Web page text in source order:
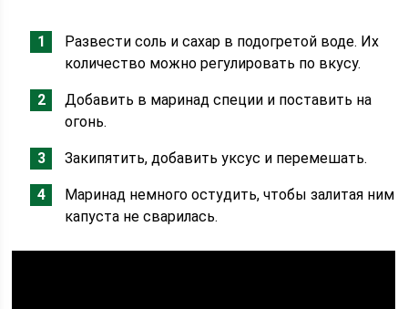
Развести соль и сахар в подогретой воде. Их
количество можно регулировать по вкусу.
Добавить в маринад специи и поставить на
огонь.
Закипятить, добавить уксус и перемешать.
Маринад немного остудить, чтобы залитая ним
капуста не сварилась.